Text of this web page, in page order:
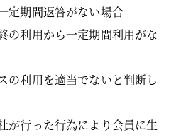
定期間返答がない場合
の利用から一定期間利用がな
の利用を適当でないと判断し
が行った行為により会員に生